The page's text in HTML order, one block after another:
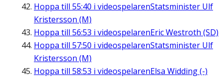
Hoppa till 55:40 i videospelarenStatsminister Ulf
Kristersson (M)
Hoppa till 56:53 i videospelarenEric Westroth (SD)
Hoppa till 57:50 i videospelarenStatsminister Ulf
Kristersson (M)
Hoppa till 58:53 i videospelarenElsa Widding (-)